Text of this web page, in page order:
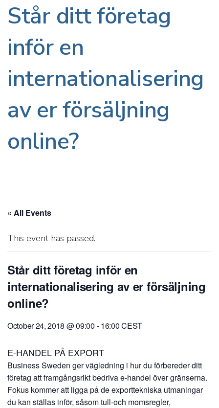
Står ditt företag
inför en
internationalisering
av er försäljning
online?
« All Events
This event has passed.
Står ditt företag inför en
internationalisering av er försäljning
online?
October 24, 2018 @ 09:00 -16:00CEST
E-HANDEL PÅ EXPORT
Business Sweden ger vägledning i hur du förbereder ditt
företag att framgångsrikt bedriva e-handel över gränserna.
Fokus kommer att ligga på de exporttekniska utmaningar
du kan ställas inför, såsom tull-och momsregler,